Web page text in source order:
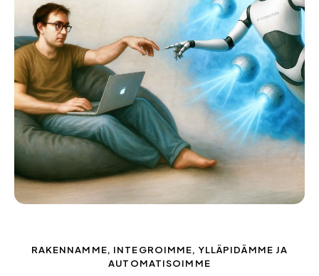
RAKENNAMME, INTEGROIMME, YLLÄPIDÄMME JA
AUTOMATISOIMME